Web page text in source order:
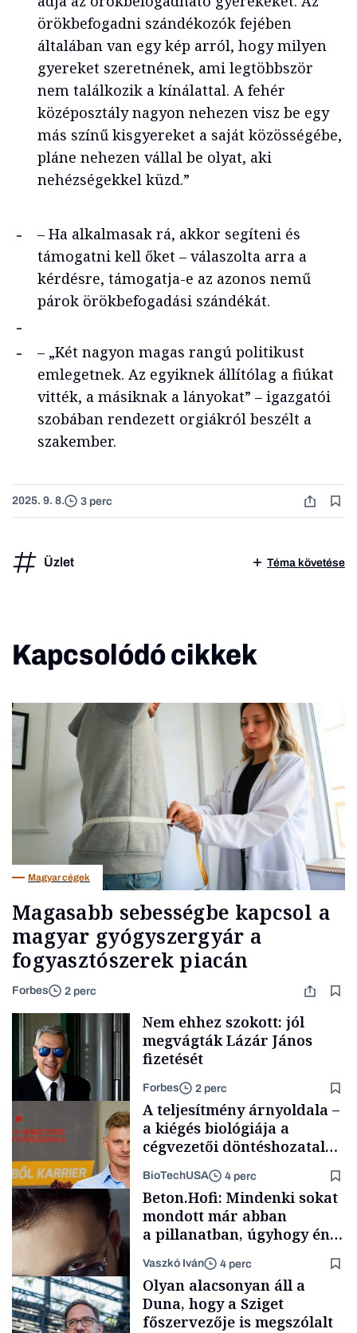
örökbefogadni szándékozók fejében
általában van egy kép arról, hogy milyen
gyereket szeretnének, ami legtöbbször
nem találkozik a kínálattal. A fehér
középosztály nagyon nehezen visz be egy
más színű kisgyereket a saját közösségébe,
pláne nehezen vállal be olyat, aki
nehézségekkel küzd.”
– Ha alkalmasak rá, akkor segíteni és
támogatni kell őket – válaszolta arra a
kérdésre, támogatja-e az azonos nemű
párok örökbefogadási szándékát.
– „Két nagyon magas rangú politikust
emlegetnek. Az egyiknek állítólag a fiúkat
vitték, a másiknak a lányokat” – igazgatói
szobában rendezett orgiákról beszélt a
szakember.
2025. 9. 8. 3 perc
Üzlet Téma követése
Kapcsolódó cikkek
Magyar cégek
Magasabb sebességbe kapcsol a
magyar gyógyszergyár a
fogyasztószerek piacán
Forbes 2 perc
Politika
Nem ehhez szokott: jól
megvágták Lázár János
fizetését
Forbes 2 perc
Content Lab HUB
A teljesítmény árnyoldala –
a kiégés biológiája a
cégvezetői döntéshozatal
BioTechUSA 4 perc
Beton.Hofi: Mindenki sokat
mondott már abban
a pillanatban, úgyhogy én
a legsarkosabb
gondolataimat akartam
kimondani
Vaszkó Iván 4 perc
Olyan alacsonyan áll a
Duna, hogy a Sziget
főszervezője is megszólalt